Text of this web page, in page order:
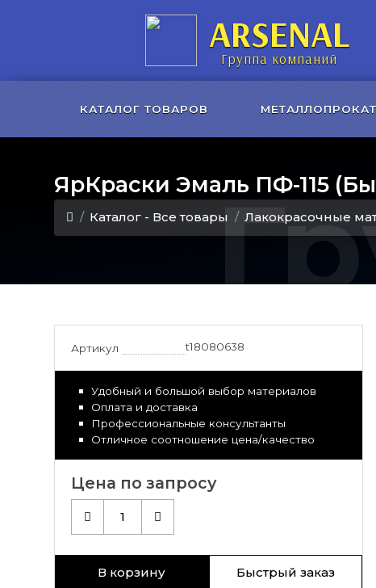
ARSENAL
Группа компаний
КАТАЛОГ ТОВАРОВ
ЯрКраски Эмаль ПФ-115
Каталог - Все товары Лакокрасочные
Артикул t18080638
Удобный и большой выбор материалов
Оплата и доставка
Профессиональные консультанты
Отличное соотношение цена/качество
Цена по запросу
1
В корзину Быстрый заказ